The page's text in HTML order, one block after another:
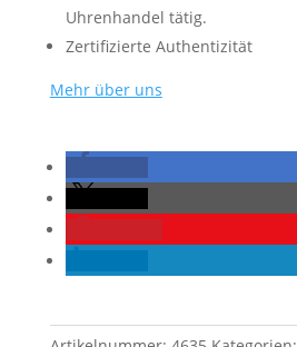
Uhrenhandel tätig.
Zertifizierte Authentizität
Mehr über uns